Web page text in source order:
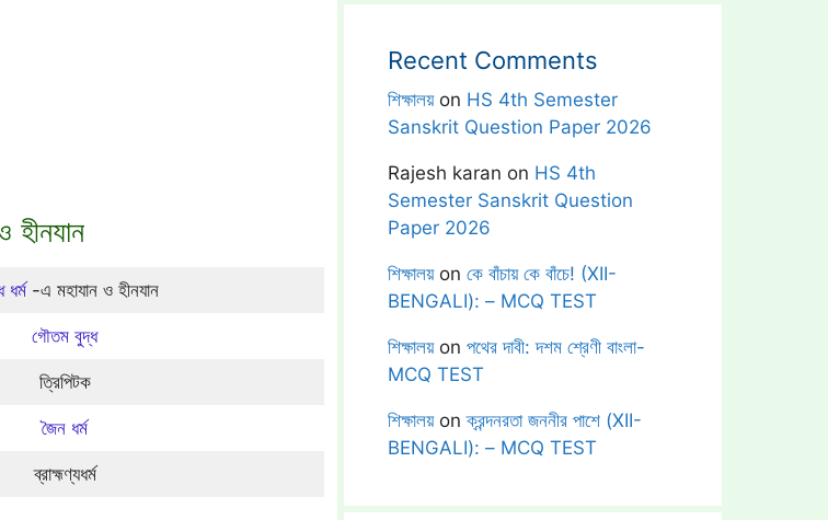
হীনযান
ধর্ম-এ মহাযান ও হীনযান
গৌতম বুদ্ধ
ত্রিপিটক
জৈন ধর্ম
ব্রাহ্মণ্যধর্ম
Recent Comments
শিক্ষালয়on HS 4th Semester
Sanskrit Question Paper 2026
Rajesh karan on HS 4th
Semester Sanskrit Question
Paper 2026
শিক্ষালয়on কে বাঁচায় কে বাঁচে! (XII-
BENGALI): – MCQ TEST
শিক্ষালয়on পথের দাবী: দশম শ্রেণী বাংলা-
MCQ TEST
শিক্ষালয়onক্রন্দনরতা জননীর পাশে (XII-
BENGALI): – MCQ TEST